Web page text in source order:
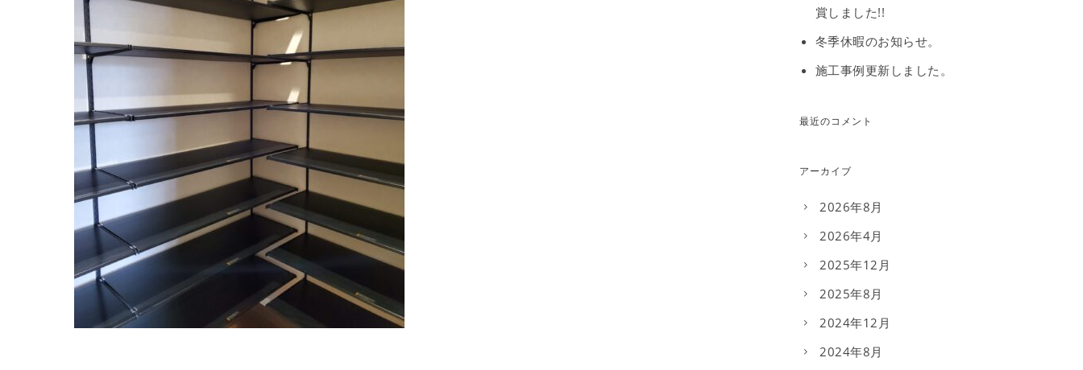
賞しました!!
冬季休暇のお知らせ。
施工事例更新しました。
最近のコメント
アーカイブ
2026年8月
2026年4月
2025年12月
2025年8月
2024年12月
2024年8月